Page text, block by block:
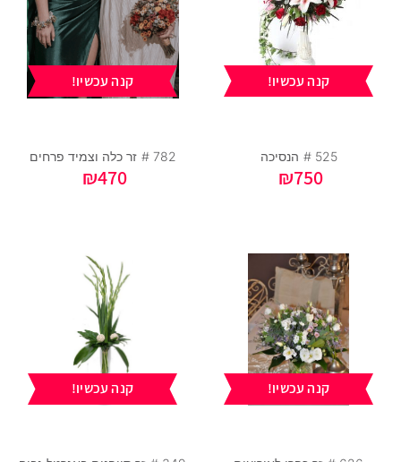
525 # הנסיכה
₪750
קנה עכשיו!
782 # זר כלה וצמיד פרחים
₪470
קנה עכשיו!
קנה עכשיו! קנה עכשיו!